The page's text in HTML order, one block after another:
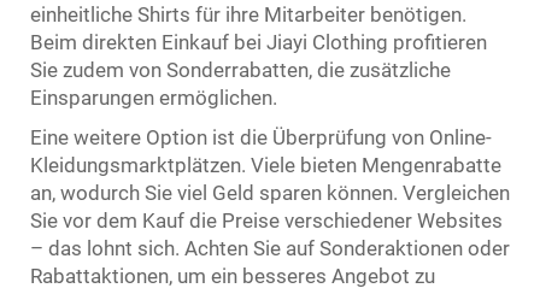
einheitliche Shirts für ihre Mitarbeiter benötigen.
Beim direkten Einkauf bei Jiayi Clothing profitieren
Sie zudem von Sonderrabatten, die zusätzliche
Einsparungen ermöglichen.
Eine weitere Option ist die Überprüfung von Online-
Kleidungsmarktplätzen. Viele bieten Mengenrabatte
an, wodurch Sie viel Geld sparen können. Vergleichen
Sie vor dem Kauf die Preise verschiedener Websites
– das lohnt sich. Achten Sie auf Sonderaktionen oder
Rabattaktionen, um ein besseres Angebot zu